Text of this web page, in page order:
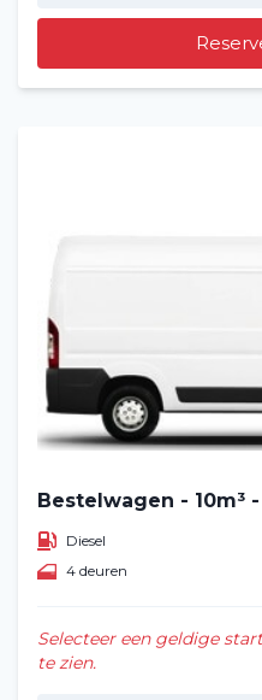
Bestelwagen - 10m³
Diesel
4 deuren
Selecteer een geldige
te zien.